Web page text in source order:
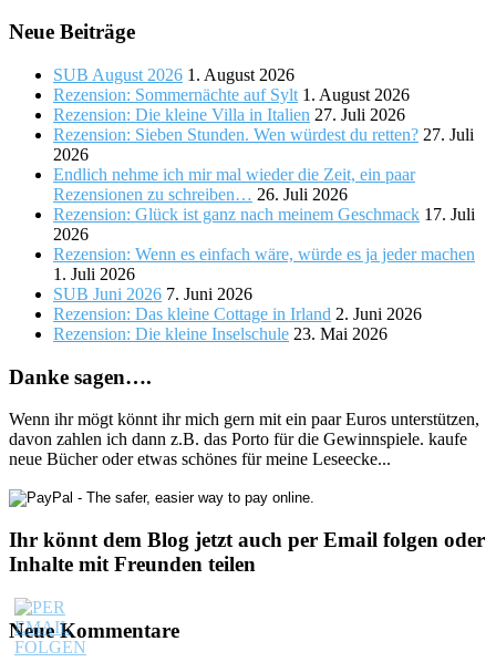
Neue Beiträge
SUB August 2026 1. August 2026
Rezension: Sommernächte auf Sylt 1. August 2026
Rezension: Die kleine Villa in Italien 27. Juli 2026
Rezension: Sieben Stunden. Wen würdest du retten? 27. Juli
2026
Endlich nehme ich mir mal wieder die Zeit, ein paar
Rezensionen zu schreiben… 26. Juli 2026
Rezension: Glück ist ganz nach meinem Geschmack 17. Juli
2026
Rezension: Wenn es einfach wäre, würde es ja jeder machen
1. Juli 2026
SUB Juni 2026 7. Juni 2026
Rezension: Das kleine Cottage in Irland 2. Juni 2026
Rezension: Die kleine Inselschule 23. Mai 2026
Danke sagen….
Wenn ihr mögt könnt ihr mich gern mit ein paar Euros unterstützen,
davon zahlen ich dann z.B. das Porto für die Gewinnspiele. kaufe
neue Bücher oder etwas schönes für meine Leseecke...
Ihr könnt dem Blog jetzt auch per Email folgen oder
Inhalte mit Freunden teilen
Neue Kommentare